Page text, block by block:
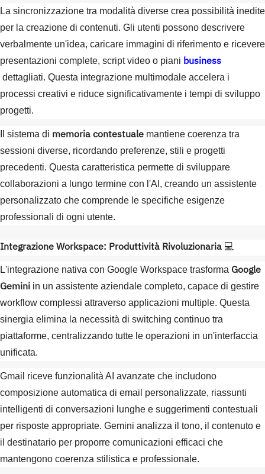
La sincronizzazione tra modalità diverse crea possibilità inedite
per la creazione di contenuti. Gli utenti possono descrivere
verbalmente un'idea, caricare immagini di riferimento e ricevere
presentazioni complete, script video o piani business
dettagliati. Questa integrazione multimodale accelera i
processi creativi e riduce significativamente i tempi di sviluppo
progetti.
Il sistema di memoria contestuale mantiene coerenza tra
sessioni diverse, ricordando preferenze, stili e progetti
precedenti. Questa caratteristica permette di sviluppare
collaborazioni a lungo termine con l'AI, creando un assistente
personalizzato che comprende le specifiche esigenze
professionali di ogni utente.
Integrazione Workspace: Produttività Rivoluzionaria 💻
L'integrazione nativa con Google Workspace trasforma Google
Gemini in un assistente aziendale completo, capace di gestire
workflow complessi attraverso applicazioni multiple. Questa
sinergia elimina la necessità di switching continuo tra
piattaforme, centralizzando tutte le operazioni in un'interfaccia
unificata.
Gmail riceve funzionalità AI avanzate che includono
composizione automatica di email personalizzate, riassunti
intelligenti di conversazioni lunghe e suggerimenti contestuali
per risposte appropriate. Gemini analizza il tono, il contenuto e
il destinatario per proporre comunicazioni efficaci che
mantengono coerenza stilistica e professionale.